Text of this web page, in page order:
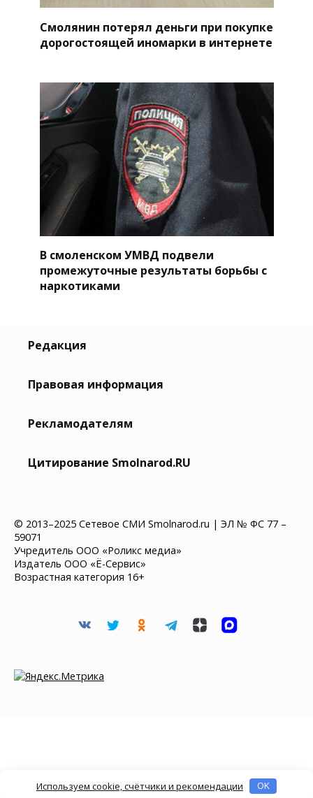
Смолянин потерял деньги при покупке
дорогостоящей иномарки в интернете
В смоленском УМВД подвели
промежуточные результаты борьбы с
наркотиками
Редакция
Правовая информация
Рекламодателям
Цитирование Smolnarod.RU
© 2013–2025 Сетевое СМИ Smolnarod.ru | ЭЛ № ФС 77 –
59071
Учредитель ООО «Роликс медиа»
Издатель ООО «Ё-Сервис»
Возрастная категория 16+
Используем cookie, счётчики и рекомендации OK